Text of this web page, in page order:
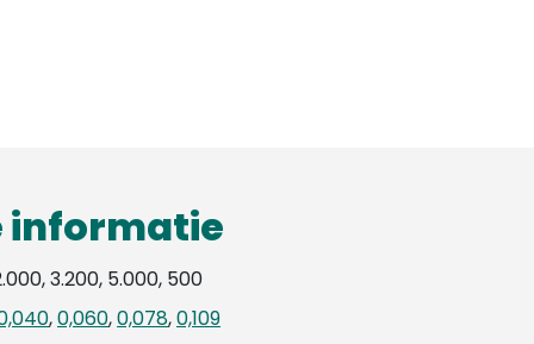
informatie
3.200, 5.000, 500
,0,060,0,078,0,109